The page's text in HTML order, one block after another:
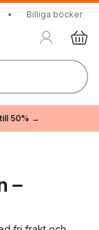
• Billiga böcker
50% →
–